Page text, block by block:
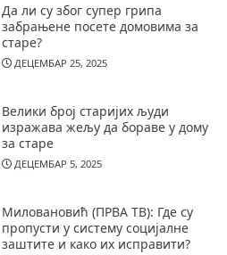
Да ли су због супер грипа
забрањене посете домовима за
старе?
ДЕЦЕМБАР 25, 2025
Велики број старијих људи
изражава жељу да бораве у дому
за старе
ДЕЦЕМБАР 5, 2025
Миловановић (ПРВА ТВ): Где су
пропусти у систему социјалне
заштите и како их исправити?